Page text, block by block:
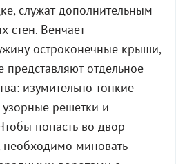
служат дополнительным
стен. Венчает
остроконечные крыши,
отдельное
изумительно тонкие
решетки и
попасть во двор
миновать